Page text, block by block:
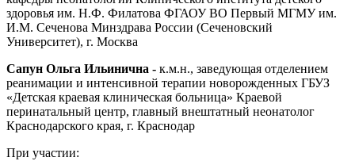
здоровья им. Н.Ф. Филатова ФГАОУ ВО Первый МГМУ им.
И.М. Сеченова Минздрава России (Сеченовский
Университет), г. Москва
Сапун Ольга Ильинична - к.м.н., заведующая отделением
реанимации и интенсивной терапии новорожденных ГБУЗ
«Детская краевая клиническая больница» Краевой
перинатальный центр, главный внештатный неонатолог
Краснодарского края, г. Краснодар
При участии: